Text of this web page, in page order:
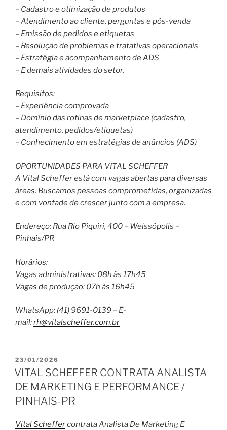
– Cadastro e otimização de produtos
– Atendimento ao cliente, perguntas e pós-venda
– Emissão de pedidos e etiquetas
– Resolução de problemas e tratativas operacionais
– Estratégia e acompanhamento de ADS
– E demais atividades do setor.
Requisitos:
– Experiência comprovada
– Domínio das rotinas de marketplace (cadastro,
atendimento, pedidos/etiquetas)
– Conhecimento em estratégias de anúncios (ADS)
OPORTUNIDADES PARA VITAL SCHEFFER
A Vital Scheffer está com vagas abertas para diversas
áreas. Buscamos pessoas comprometidas, organizadas
e com vontade de crescer junto com a empresa.
Endereço: Rua Rio Piquiri, 400 – Weissópolis –
Pinhais/PR
Horários:
Vagas administrativas: 08h às 17h45
Vagas de produção: 07h às 16h45
WhatsApp: (41) 9691-0139 – E-
mail:rh@vitalscheffer.com.br
PUBLICADO
EM
23/01/2026
VITAL SCHEFFER CONTRATA ANALISTA
DE MARKETING E PERFORMANCE /
PINHAIS-PR
Vital Scheffercontrata Analista De Marketing E